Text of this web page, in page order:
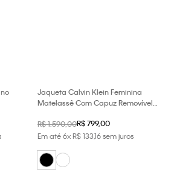
Jaqueta Calvin Klein Feminina
Matelassê Com Capuz Removível -
R$1.590,00R$799,00
Em até6xR$13316sem juros